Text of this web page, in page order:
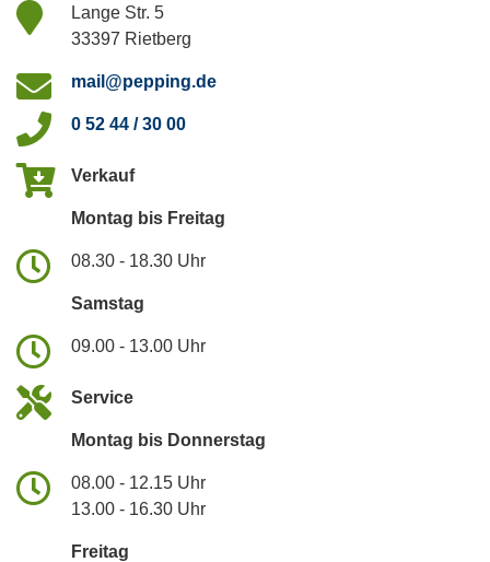
Lange Str. 5
33397 Rietberg
mail@pepping.de
0 52 44 / 30 00
Verkauf
Montag bis Freitag
08.30 - 18.30 Uhr
Samstag
09.00 - 13.00 Uhr
Service
Montag bis Donnerstag
08.00 - 12.15 Uhr
13.00 - 16.30 Uhr
Freitag